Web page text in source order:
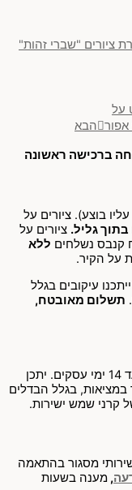
ציורים "שברי זהות"
על
אפור הבא
בוצע). ציורים על
גליל. ציורים על
קנבס נשלחים ללא
על הקיר.
3 -7 ימי עסקים, ייתכנו עיקובים בגלל
תשלום מאובטח,
ניתן להחליף/להחזיר עד 14 ימי עסקים. יתכן
במציאות, בגלל הבדלים
קרני שמש ישירות.
מסגור בהתאמה
, מענה בשעות